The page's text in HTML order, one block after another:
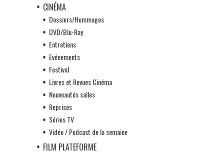
CINÉMA
Dossiers/Hommages
DVD/Blu-Ray
Entretiens
Evénements
Festival
Livres et Revues Cinéma
Nouveautés salles
Reprises
Séries TV
Vidéo / Podcast de la semaine
FILM PLATEFORME